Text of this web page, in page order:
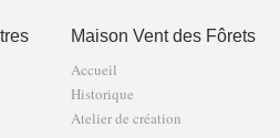
Maison Vent des Fôrets
Accueil
Historique
Atelier de création